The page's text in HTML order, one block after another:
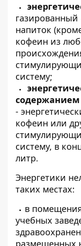
напиток
кофеин из
систему;
-
кофеин или
систему, в
литр.
Энергетики
таких местах:
в
учебных
размещенных